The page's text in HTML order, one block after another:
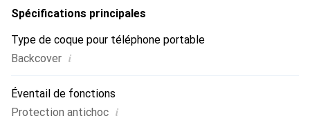
Spécifications principales
Type de coque pour téléphone portable
Backcover i
Éventail de fonctions
Protection antichoc i